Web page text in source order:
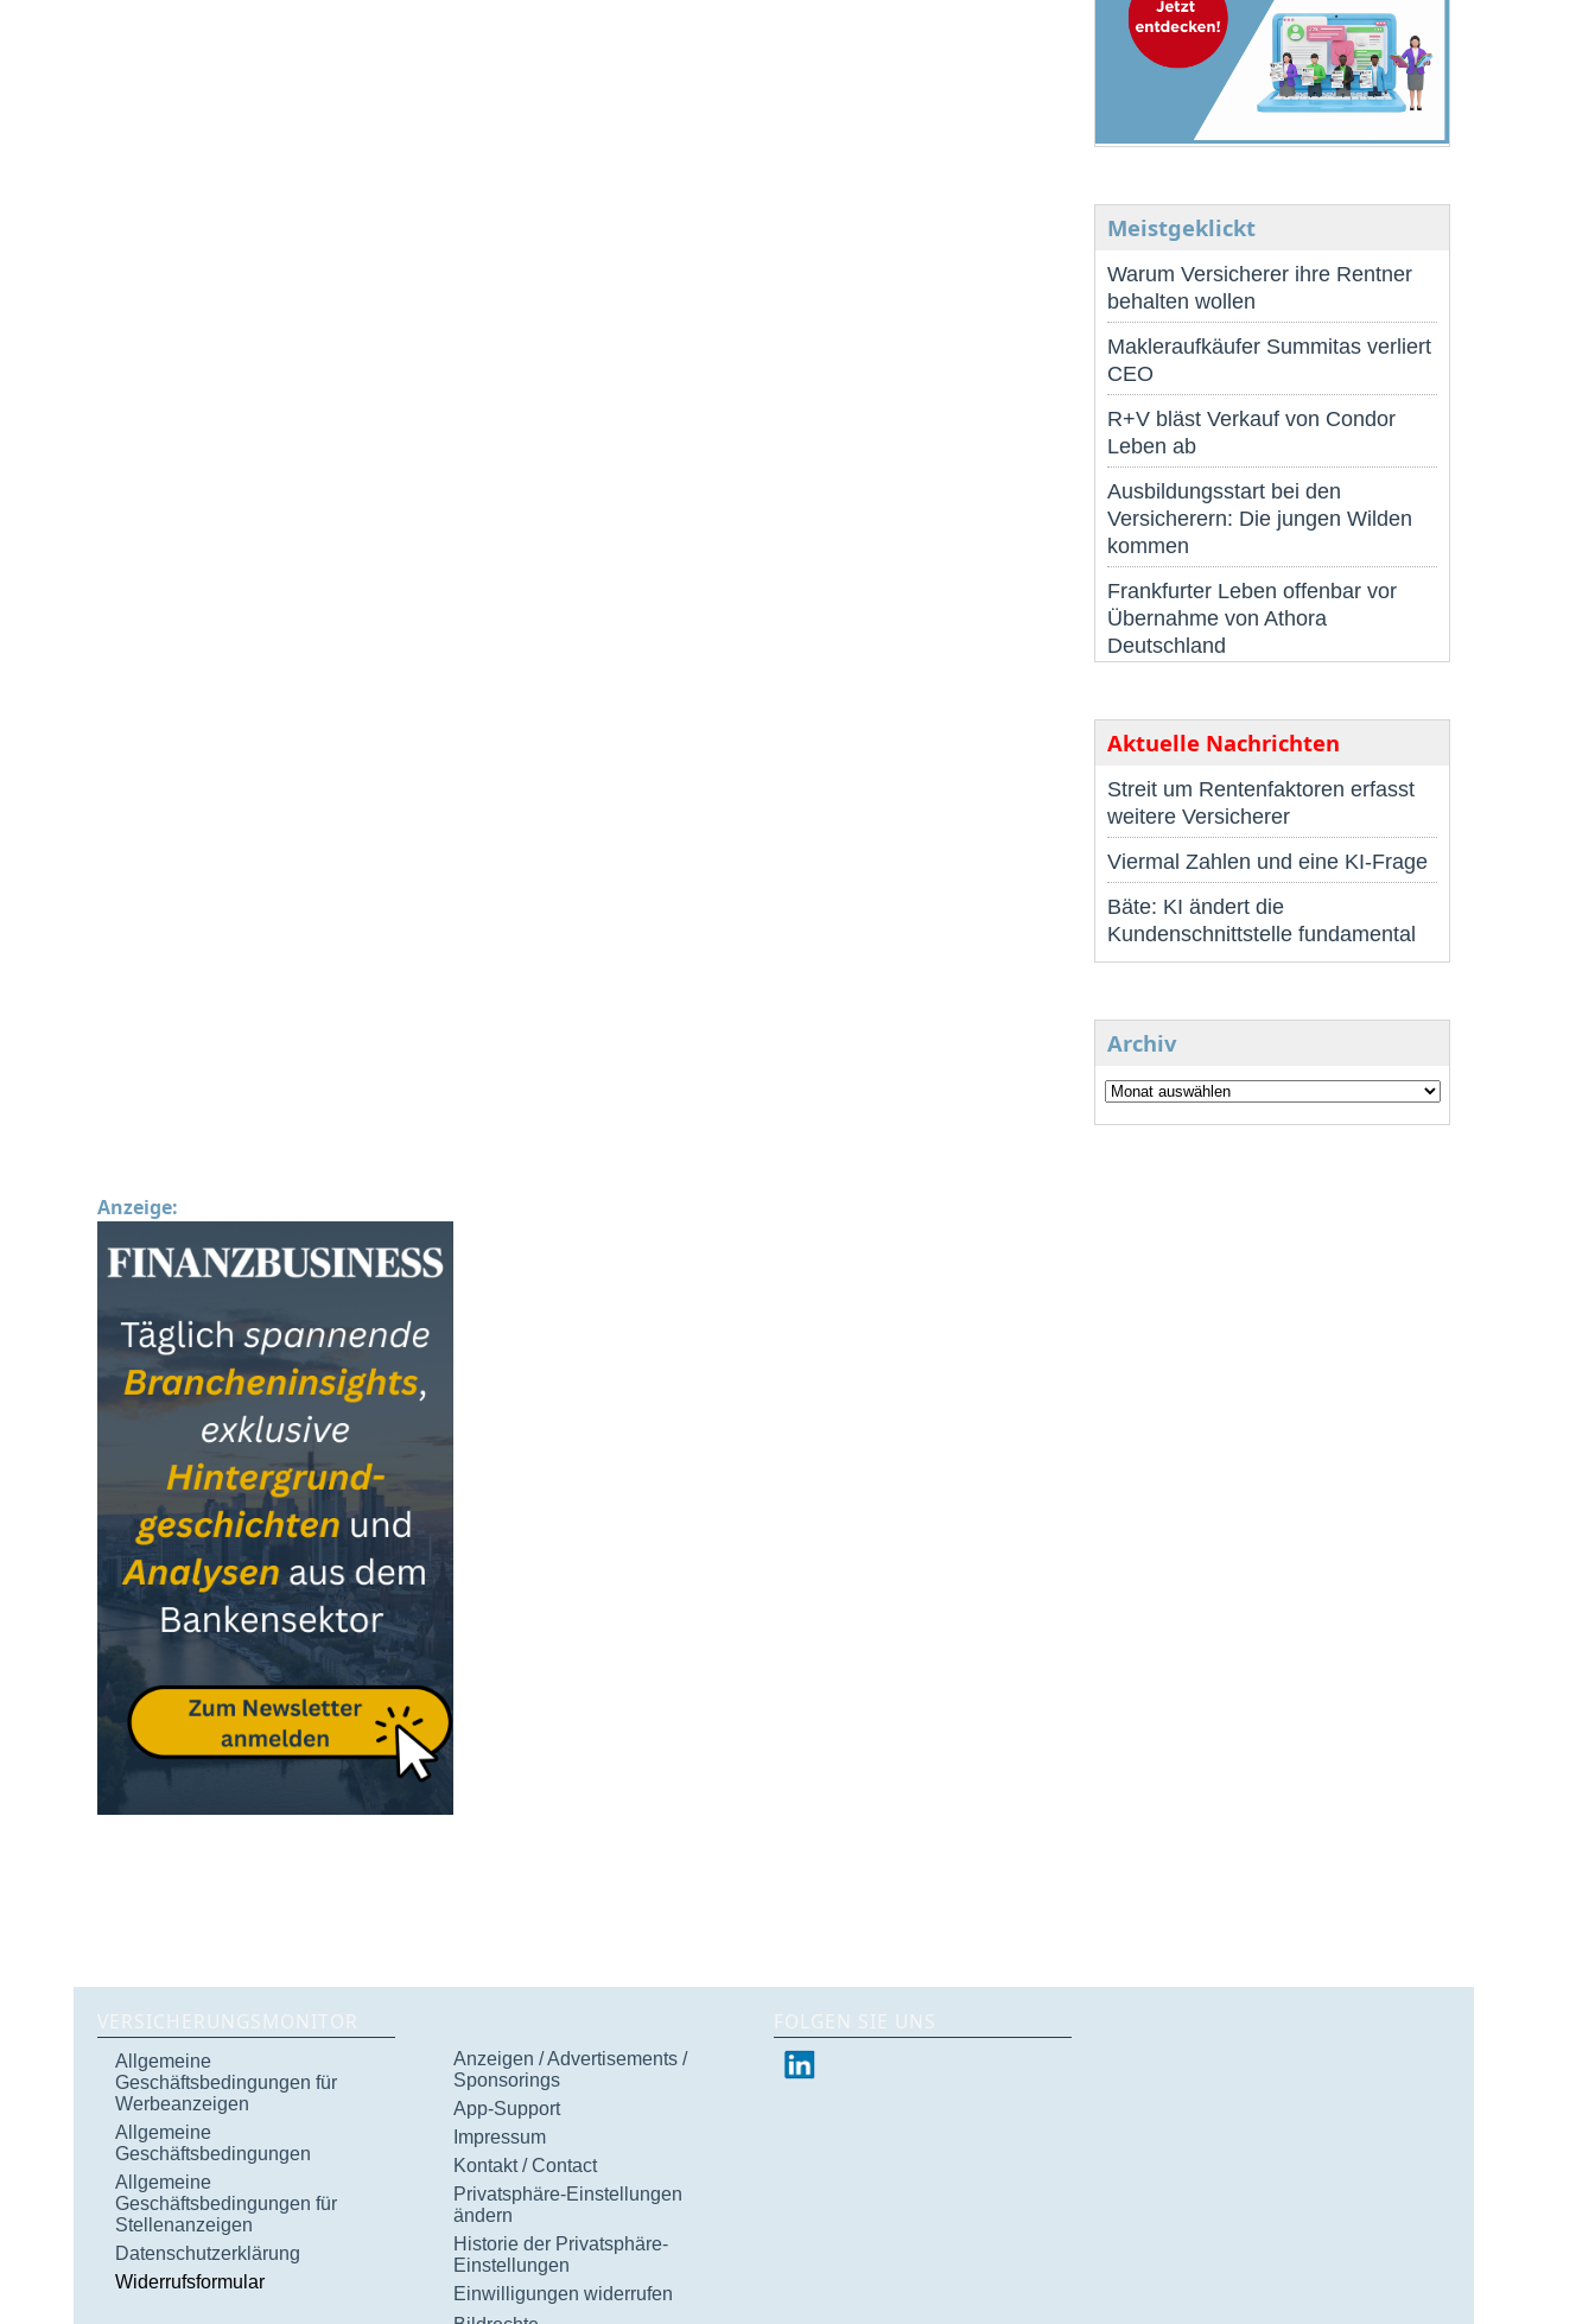
Meistgeklickt
Warum Versicherer ihre Rentner
behalten wollen
Makleraufkäufer Summitas verliert
CEO
R+V bläst Verkauf von Condor
Leben ab
Ausbildungsstart bei den
Versicherern: Die jungen Wilden
kommen
Frankfurter Leben offenbar vor
Übernahme von Athora
Deutschland
Aktuelle Nachrichten
Streit um Rentenfaktoren erfasst
weitere Versicherer
Viermal Zahlen und eine KI-Frage
Bäte: KI ändert die
Kundenschnittstelle fundamental
Archiv
Anzeige:
VERSICHERUNGSMONITOR
Allgemeine
Geschäftsbedingungen für
Werbeanzeigen
Allgemeine
Geschäftsbedingungen
Allgemeine
Geschäftsbedingungen für
Stellenanzeigen
Datenschutzerklärung
Widerrufsformular
Anzeigen / Advertisements /
Sponsorings
App-Support
Impressum
Kontakt / Contact
Privatsphäre-Einstellungen
ändern
Historie der Privatsphäre-
Einstellungen
Einwilligungen widerrufen
FOLGEN SIE UNS